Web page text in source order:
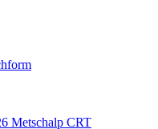
Metschalp CRT